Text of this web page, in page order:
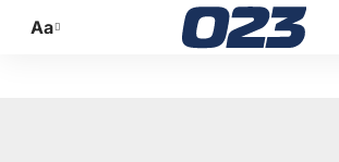
Promijeni
Aa